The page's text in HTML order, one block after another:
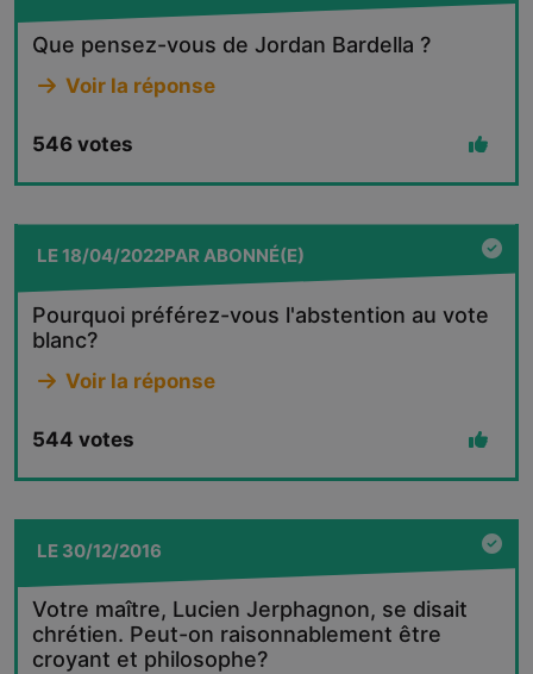
Que pensez-vous de Jordan Bardella ?
Voir la réponse
546 votes
LE18/04/2022PARABONNÉ(E)
Pourquoi préférez-vous l'abstention au vote
blanc?
Voir la réponse
544 votes
LE 30/12/2016
Votre maître, Lucien Jerphagnon, se disait
chrétien. Peut-on raisonnablement être
croyant et philosophe?